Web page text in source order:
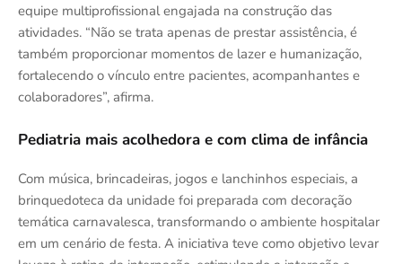
equipe multiprofissional engajada na construção das
atividades. “Não se trata apenas de prestar assistência, é
também proporcionar momentos de lazer e humanização,
fortalecendo o vínculo entre pacientes, acompanhantes e
colaboradores”, afirma.
Pediatria mais acolhedora e com clima de infância
Com música, brincadeiras, jogos e lanchinhos especiais, a
brinquedoteca da unidade foi preparada com decoração
temática carnavalesca, transformando o ambiente hospitalar
em um cenário de festa. A iniciativa teve como objetivo levar